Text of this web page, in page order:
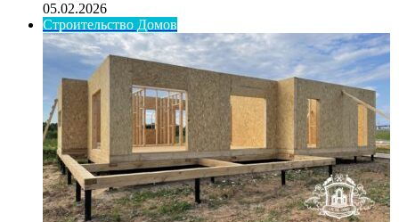
05.02.2026
Строительство Домов